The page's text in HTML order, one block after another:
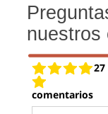
nuestros
27
comentarios